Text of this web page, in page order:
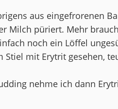
aus eingefrorenen
Milch püriert. Mehr
noch ein Löffel
Stiel mit Erytrit gesehen,
nehme ich dann